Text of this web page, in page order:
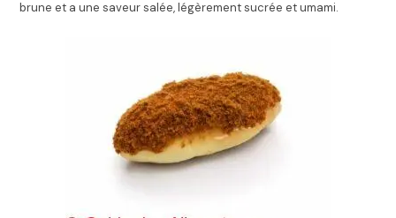
brune et a une saveur salée, légèrement sucrée et umami.